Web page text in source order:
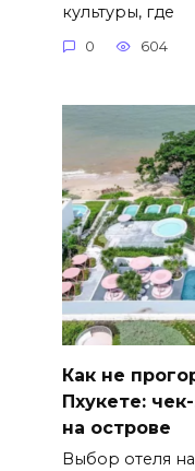
культуры, где
0 604
Как не
Пхукете:
на острове
Выбор отеля